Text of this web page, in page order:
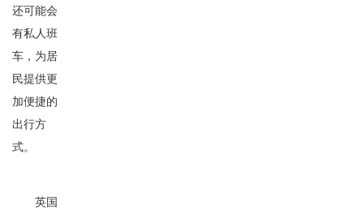
还可能会
有私人班
车，为居
民提供更
加便捷的
出行方
式。
英国